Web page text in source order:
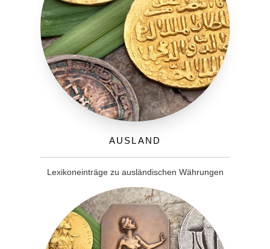
Ausland
Lexikoneinträge zu ausländischen Währungen